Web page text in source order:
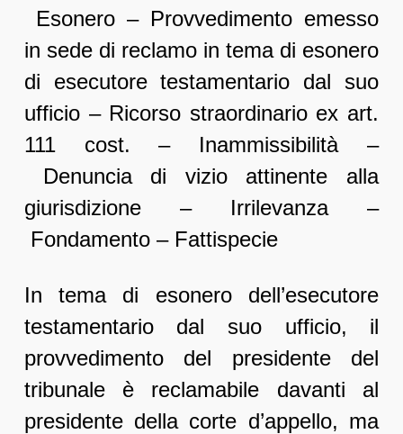
Esonero – Provvedimento emesso
in sede di reclamo in tema di esonero
di esecutore testamentario dal suo
ufficio – Ricorso straordinario ex art.
111 cost. – Inammissibilità –
Denuncia di vizio attinente alla
giurisdizione – Irrilevanza –
Fondamento – Fattispecie
In tema di esonero dell’esecutore
testamentario dal suo ufficio, il
provvedimento del presidente del
tribunale è reclamabile davanti al
presidente della corte d’appello, ma